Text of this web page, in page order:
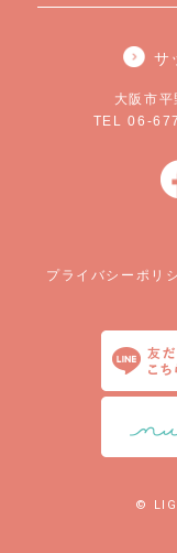
サ
大阪市
TEL 06-
プライバシーポリ
©